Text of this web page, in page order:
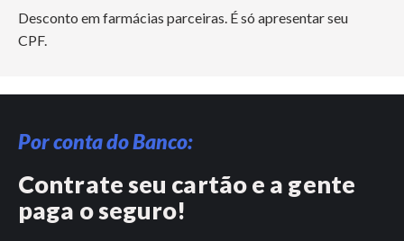
Desconto em farmácias parceiras. É só apresentar seu
CPF.
Por conta do Banco:
Contrate seu cartão e a gente
paga o seguro!